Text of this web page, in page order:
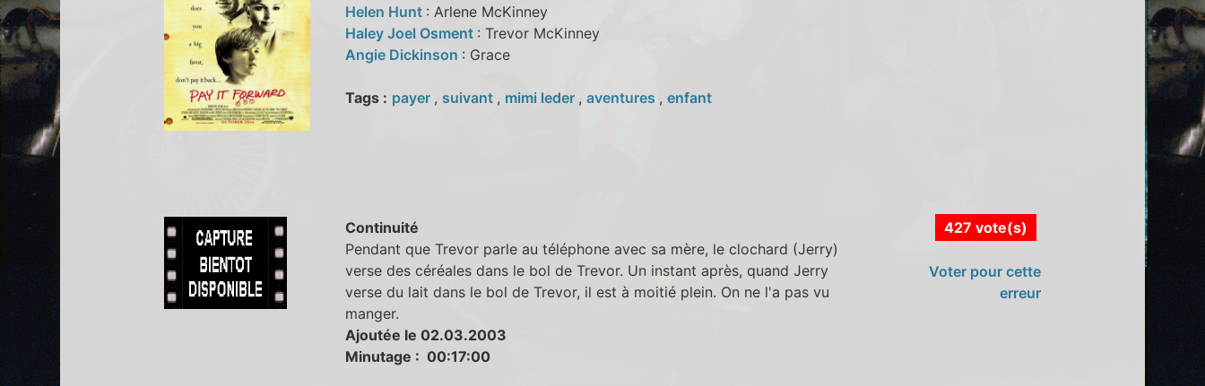
Helen Hunt : Arlene McKinney
Haley Joel Osment : Trevor McKinney
Angie Dickinson : Grace
Tags : payer , suivant , mimi leder , aventures , enfant
Continuité
Pendant que Trevor parle au téléphone avec sa mère, le clochard (Jerry)
verse des céréales dans le bol de Trevor. Un instant après, quand Jerry
verse du lait dans le bol de Trevor, il est à moitié plein. On ne l'a pas vu
manger.
Ajoutée le 02.03.2003
Minutage : 00:17:00
427 vote(s)
Voter pour cette
erreur